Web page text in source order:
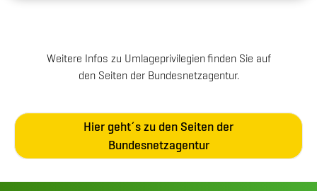
Weitere Infos zu Umlageprivilegienfinden Sie auf
den Seiten der Bundesnetzagentur.
Hier geht´s zu den Seiten der
Bundesnetzagentur